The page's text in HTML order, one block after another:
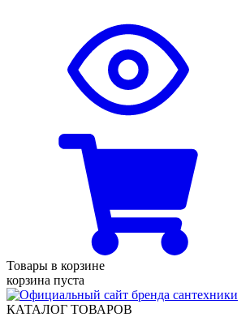
Товары в корзине
корзина пуста
КАТАЛОГ ТОВАРОВ